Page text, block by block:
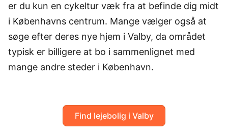
er du kun en cykeltur væk fra at befinde dig midt
i Københavns centrum. Mange vælger også at
søge efter deres nye hjem i Valby, da området
typisk er billigere at bo i sammenlignet med
mange andre steder i København.
Find lejebolig i Valby